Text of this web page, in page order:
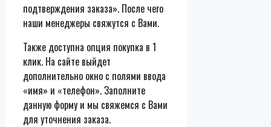
подтверждения заказа». После чего
наши менеджеры свяжутся с Вами.
Также доступна опция покупка в 1
клик. На сайте выйдет
дополнительно окно с полями ввода
«имя» и «телефон». Заполните
данную форму и мы свяжемся с Вами
для уточнения заказа.